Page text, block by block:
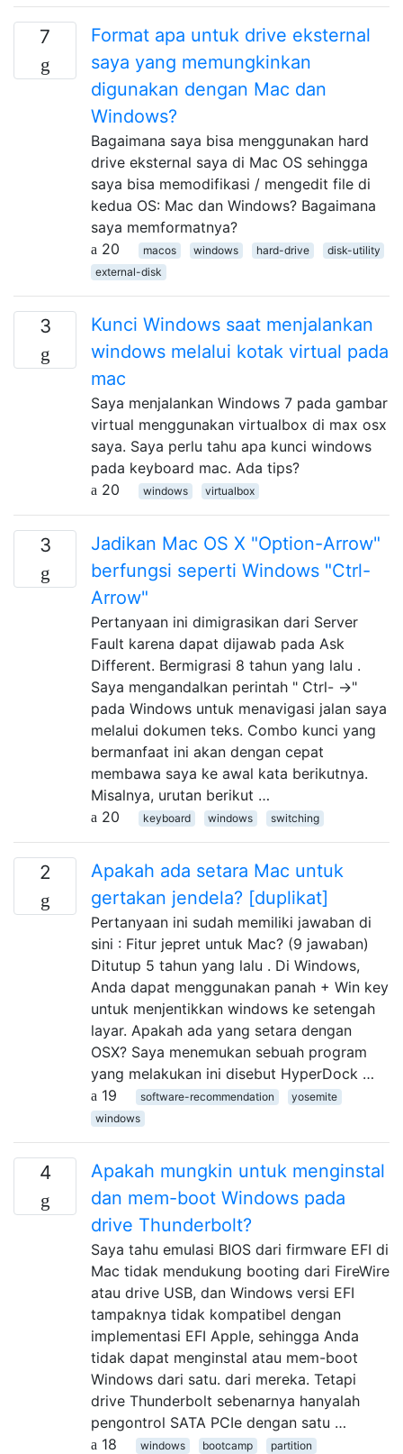
7
Format apa untuk drive eksternal
saya yang memungkinkan
digunakan dengan Mac dan
Windows?
Bagaimana saya bisa menggunakan hard
drive eksternal saya di Mac OS sehingga
saya bisa memodifikasi / mengedit file di
kedua OS: Mac dan Windows? Bagaimana
saya memformatnya?
20
macos windows hard-drive
disk-utility
external-disk
3
Kunci Windows saat menjalankan
windows melalui kotak virtual pada
mac
Saya menjalankan Windows 7 pada gambar
virtual menggunakan virtualbox di max osx
saya. Saya perlu tahu apa kunci windows
pada keyboard mac. Ada tips?
20
windows virtualbox
3
Jadikan Mac OS X "Option-Arrow"
berfungsi seperti Windows "Ctrl-
Arrow"
Pertanyaan ini dimigrasikan dari Server
Fault karena dapat dijawab pada Ask
Different. Bermigrasi 8 tahun yang lalu .
Saya mengandalkan perintah " Ctrl- →"
pada Windows untuk menavigasi jalan saya
melalui dokumen teks. Combo kunci yang
bermanfaat ini akan dengan cepat
membawa saya ke awal kata berikutnya.
Misalnya, urutan berikut …
20
keyboard windows switching
2
Apakah ada setara Mac untuk
gertakan jendela? [duplikat]
Pertanyaan ini sudah memiliki jawaban di
sini : Fitur jepret untuk Mac? (9 jawaban)
Ditutup 5 tahun yang lalu . Di Windows,
Anda dapat menggunakan panah + Win key
untuk menjentikkan windows ke setengah
layar. Apakah ada yang setara dengan
OSX? Saya menemukan sebuah program
yang melakukan ini disebut HyperDock …
19
software-recommendation
yosemite
windows
4
Apakah mungkin untuk menginstal
dan mem-boot Windows pada
drive Thunderbolt?
Saya tahu emulasi BIOS dari firmware EFI di
Mac tidak mendukung booting dari FireWire
atau drive USB, dan Windows versi EFI
tampaknya tidak kompatibel dengan
implementasi EFI Apple, sehingga Anda
tidak dapat menginstal atau mem-boot
Windows dari satu. dari mereka. Tetapi
drive Thunderbolt sebenarnya hanyalah
pengontrol SATA PCIe dengan satu …
18
windows bootcamp
partition